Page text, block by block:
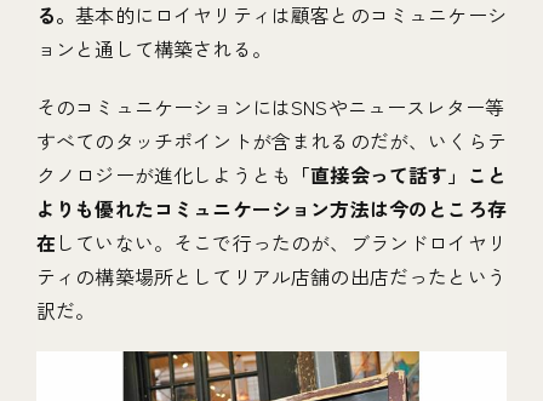
る。基本的にロイヤリティは顧客とのコミュニケーシ
ョンと通して構築される。
そのコミュニケーションにはSNSやニュースレター等
すべてのタッチポイントが含まれるのだが、いくらテ
クノロジーが進化しようとも 「直接会って話す」こと
よりも優れたコミュニケーション方法は今のところ存
在 していない。そこで行ったのが、ブランドロイヤリ
ティの構築場所としてリアル店舗の出店だったという
訳だ。